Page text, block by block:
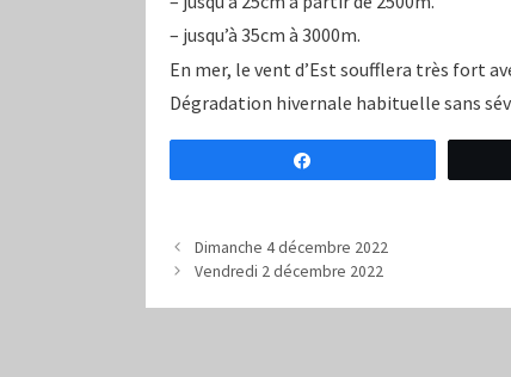
– jusqu’à 35cm à 3000m.
En mer, le vent d’Est soufflera très fort
Dégradation hivernale habituelle sans
Dimanche 4 décembre 2022
Vendredi 2 décembre 2022